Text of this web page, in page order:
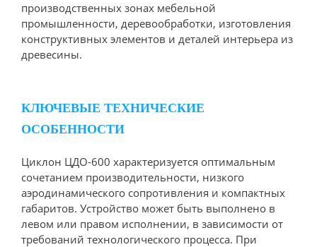
производственных зонах мебельной
промышленности, деревообработки, изготовления
конструктивных элементов и деталей интерьера из
древесины.
КЛЮЧЕВЫЕ ТЕХНИЧЕСКИЕ
ОСОБЕННОСТИ
Циклон ЦДО-600 характеризуется оптимальным
сочетанием производительности, низкого
аэродинамического сопротивления и компактных
габаритов. Устройство может быть выполнено в
левом или правом исполнении, в зависимости от
требований технологического процесса. При